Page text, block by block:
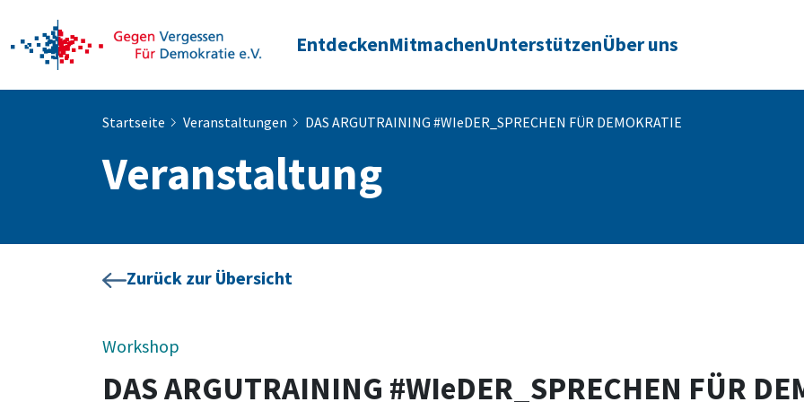
EntdeckenMitmachenUnterstützenÜber uns
Startseite Veranstaltungen DAS ARGUTRAINING #WIeDER_SPRECHEN FÜR DEMOKRATIE
Veranstaltung
Zurück zur Übersicht
Workshop
DAS ARGUTRAINING #WIeDER_SPRECHEN FÜR